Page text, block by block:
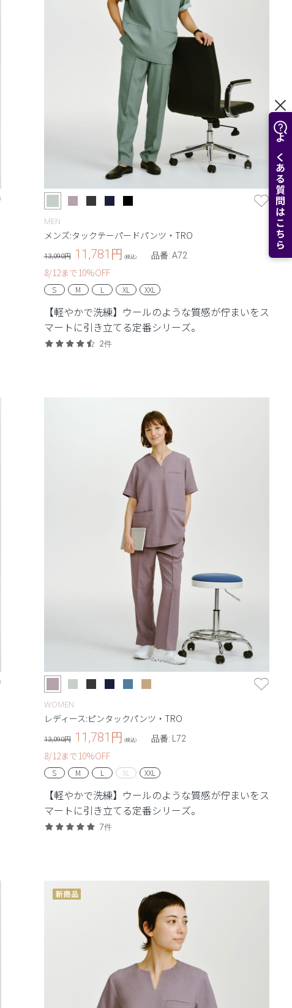
よくある質問はこちら
MEN
メンズ:タックテーパードパンツ・TRO
13,090円 11,781 円 (税込) 品番: A72
8/12まで10%OFF
S M L XL XXL
【軽やかで洗練】ウールのような質感が佇まいをス
マートに引き立てる定番シリーズ。
2件
WOMEN
レディース:ピンタックパンツ・TRO
13,090円 11,781 円 (税込) 品番: L72
8/12まで10%OFF
S M L XL XXL
【軽やかで洗練】ウールのような質感が佇まいをス
マートに引き立てる定番シリーズ。
7件